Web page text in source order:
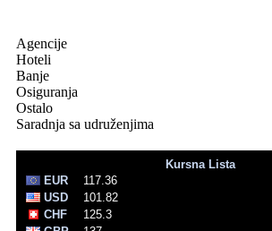
Agencije
Hoteli
Banje
Osiguranja
Ostalo
Saradnja sa udruženjima